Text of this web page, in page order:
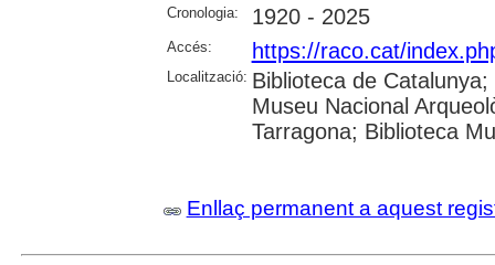
Cronologia: 1920 - 2025
Accés: https://raco.cat/
Localització: Biblioteca de
Museu Nacional
Tarragona; Biblioteca
Enllaç permanent a aquest